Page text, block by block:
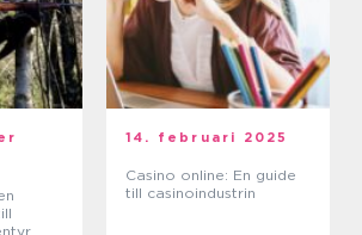
14. februari 2025
Casino online: En guide
till casinoindustrin